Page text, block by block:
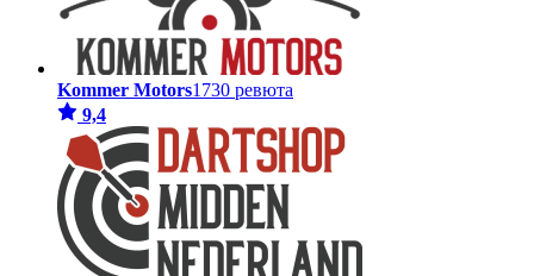
Kommer Motors1730 ревюта
9,4